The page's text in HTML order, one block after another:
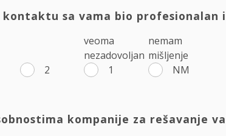
sa vama bio profesionalan
2
veoma
nezadovoljan
1
nemam
mišljenje
NM
kompanije za rešavanje